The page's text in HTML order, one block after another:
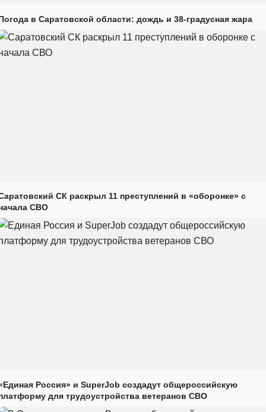
в Саратовской области: дождь и 38-градусная жара
СК раскрыл 11 преступлений в «оборонке» с
СВО
Россия» и SuperJob создадут общероссийскую
для трудоустройства ветеранов СВО